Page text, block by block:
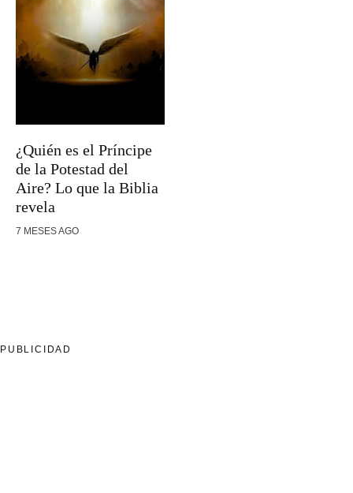
¿Quién es el Príncipe
de la Potestad del
Aire? Lo que la Biblia
revela
7 MESES AGO
PUBLICIDAD